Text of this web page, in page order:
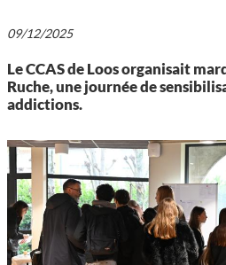
ENFANCE, JEUNESSE,
CULTURE, SPORT,
POLICE MUNICIPALE
09/12/2025
Le CCAS de Loos organisait
Ruche, une journée de
addictions.